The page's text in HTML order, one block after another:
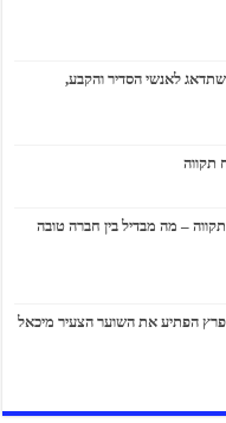
לאנשי הסדיר והקבע,
– מה מבדיל בין חברה טובה
פרץ הפתיע את השוער הצעיר מיכאל